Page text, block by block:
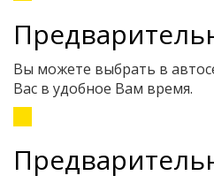
Вы можете выбрать в
Вас в удобное Вам время.